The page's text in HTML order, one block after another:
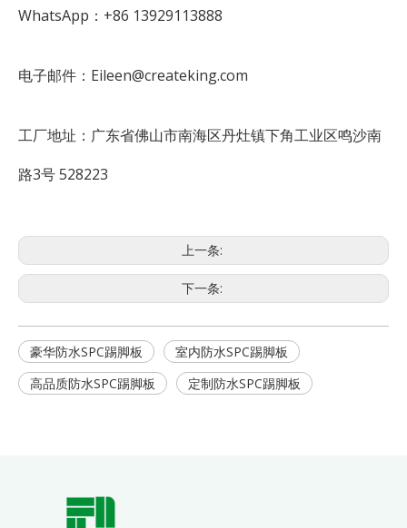
WhatsApp：+86 13929113888
电子邮件：Eileen@createking.com
工厂地址：广东省佛山市南海区丹灶镇下角工业区鸣沙南
路3号 528223
上一条:
下一条:
豪华防水SPC踢脚板
室内防水SPC踢脚板
高品质防水SPC踢脚板
定制防水SPC踢脚板